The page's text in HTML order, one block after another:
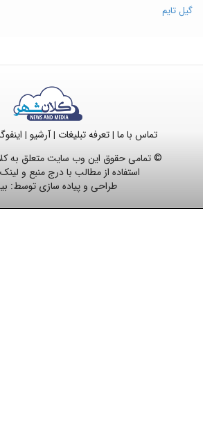
گیل تایم
تماس با ما |تعرفه تبلیغات |آرشیو |
© تمامی حقوق این وب سایت متعلق به
استفاده از مطالب با درج منبع و
طراحی و پیاده سازی توسط: